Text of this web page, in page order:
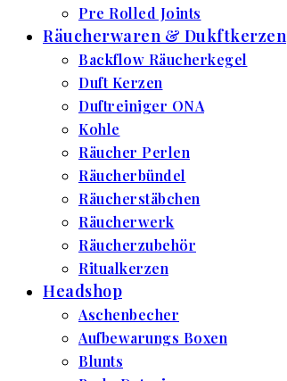
Pre Rolled Joints
Räucherwaren & Dukftkerzen
Backflow Räucherkegel
Duft Kerzen
Duftreiniger ONA
Kohle
Räucher Perlen
Räucherbündel
Räucherstäbchen
Räucherwerk
Räucherzubehör
Ritualkerzen
Headshop
Aschenbecher
Aufbewarungs Boxen
Blunts